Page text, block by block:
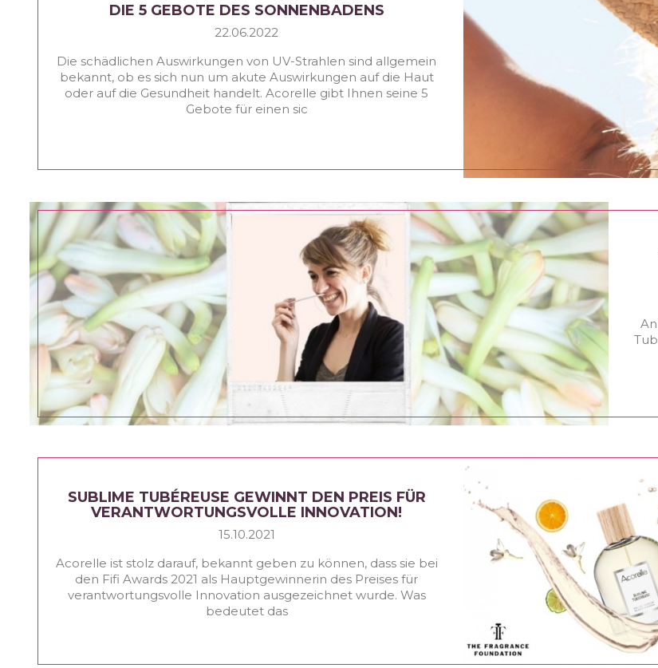
DIE 5 GEBOTE DES SONNENBADENS
22.06.2022
Die schädlichen Auswirkungen von UV-Strahlen sind allgemein
bekannt, ob es sich nun um akute Auswirkungen auf die Haut
oder auf die Gesundheit handelt. Acorelle gibt Ihnen seine 5
Gebote für einen sic
SUBLIME TUBÉREUSE GEWINNT DEN PREIS FÜR
VERANTWORTUNGSVOLLE INNOVATION!
15.10.2021
Acorelle ist stolz darauf, bekannt geben zu können, dass sie bei
den Fifi Awards 2021 als Hauptgewinnerin des Preises für
verantwortungsvolle Innovation ausgezeichnet wurde. Was
bedeutet das